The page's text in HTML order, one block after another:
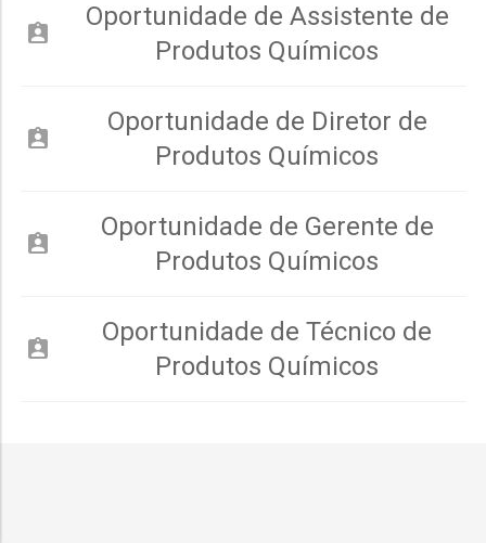
assignment_ind
Oportunidade de Assistente de
Produtos Químicos
assignment_ind
Oportunidade de Diretor de
Produtos Químicos
assignment_ind
Oportunidade de Gerente de
Produtos Químicos
assignment_ind
Oportunidade de Técnico de
Produtos Químicos